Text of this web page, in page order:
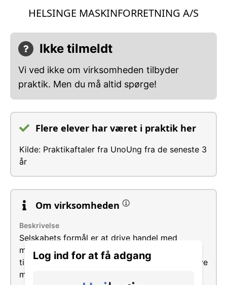
Log ind for at få adgang
HELSINGE MASKINFORRETNING A/S
Ikke tilmeldt
Vi ved ikke om virksomheden tilbyder
praktik. Men du må altid spørge!
Flere elever har været i praktik her
Kilde: Praktikaftaler fra UnoUng fra de seneste 3
år
Om virksomheden
Beskrivelse
Selskabets formål er at drive handel med
maskiner, reservedele, redskaber og lignende
tilbehør hertil, samt i forbindelse hermed at drive
maskinreparationsværksted.